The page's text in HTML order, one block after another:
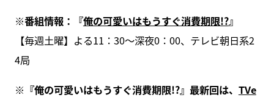
※番組情報：『俺の可愛いはもうすぐ消費期限!?』
【毎週土曜】よる11：30～深夜0：00、テレビ朝日系2
4局
※『俺の可愛いはもうすぐ消費期限!?』最新回は、 TVe